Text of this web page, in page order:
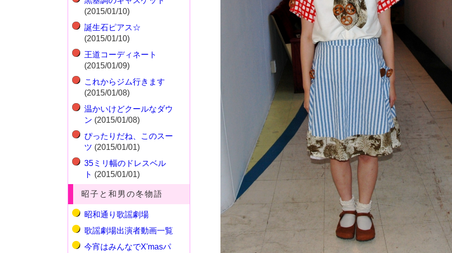
(2015/01/10)
誕生石ピアス☆
(2015/01/10)
王道コーディネート
(2015/01/09)
これからジム行きます
(2015/01/08)
温かいけどクールなダウ
ン (2015/01/08)
ぴったりだね、このスー
ツ (2015/01/01)
35ミリ幅のドレスベル
ト (2015/01/01)
昭子と和男の冬物語
昭和通り歌謡劇場
歌謡劇場出演者動画一覧
今宵はみんなでX'masパ